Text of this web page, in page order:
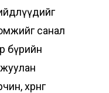
санал
бүрийн
хөрөнгө